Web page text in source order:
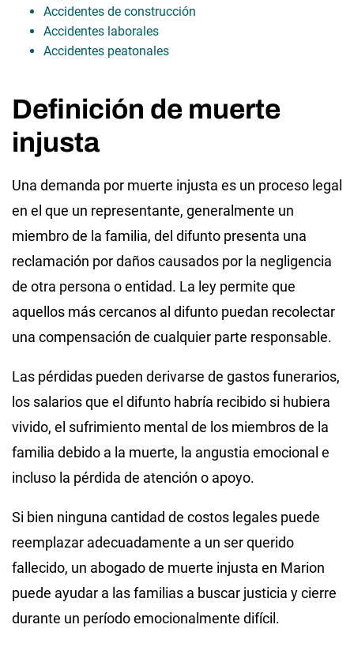
Accidentes de construcción
Accidentes laborales
Accidentes peatonales
Definición de muerte
injusta
Una demanda por muerte injusta es un proceso legal
en el que un representante, generalmente un
miembro de la familia, del difunto presenta una
reclamación por daños causados ​​por la negligencia
de otra persona o entidad. La ley permite que
aquellos más cercanos al difunto puedan recolectar
una compensación de cualquier parte responsable.
Las pérdidas pueden derivarse de gastos funerarios,
los salarios que el difunto habría recibido si hubiera
vivido, el sufrimiento mental de los miembros de la
familia debido a la muerte, la angustia emocional e
incluso la pérdida de atención o apoyo.
Si bien ninguna cantidad de costos legales puede
reemplazar adecuadamente a un ser querido
fallecido, un abogado de muerte injusta en Marion
puede ayudar a las familias a buscar justicia y cierre
durante un período emocionalmente difícil.